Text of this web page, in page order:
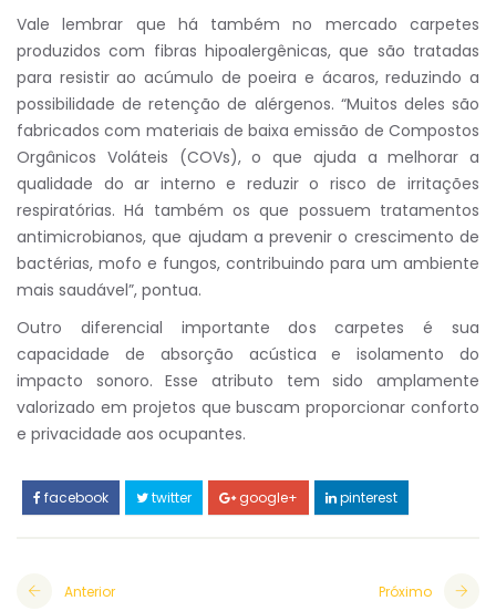
Vale lembrar que há também no mercado carpetes
produzidos com fibras hipoalergênicas, que são tratadas
para resistir ao acúmulo de poeira e ácaros, reduzindo a
possibilidade de retenção de alérgenos. “Muitos deles são
fabricados com materiais de baixa emissão de Compostos
Orgânicos Voláteis (COVs), o que ajuda a melhorar a
qualidade do ar interno e reduzir o risco de irritações
respiratórias. Há também os que possuem tratamentos
antimicrobianos, que ajudam a prevenir o crescimento de
bactérias, mofo e fungos, contribuindo para um ambiente
mais saudável”, pontua.
Outro diferencial importante dos carpetes é sua
capacidade de absorção acústica e isolamento do
impacto sonoro. Esse atributo tem sido amplamente
valorizado em projetos que buscam proporcionar conforto
e privacidade aos ocupantes.
facebook twitter google+ pinterest
Anterior Próximo